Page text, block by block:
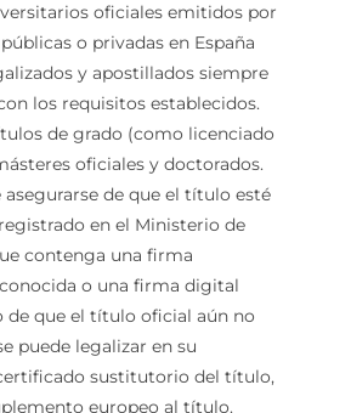
oficiales emitidos por
o privadas en España
y apostillados siempre
los requisitos establecidos.
de grado (como licenciado
oficiales y doctorados.
de que el título esté
en el Ministerio de
contenga una firma
o una firma digital
de que el título oficial aún no
puede legalizar en su
sustitutorio del título,
europeo al título.